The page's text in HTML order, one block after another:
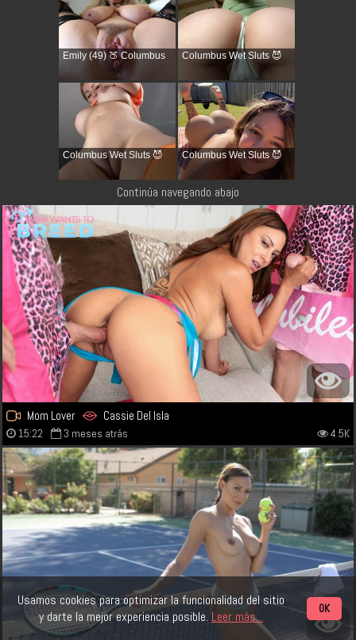
Usamos cookies para optimizar la funcionalidad del sitio
y darte la mejor experiencia posible. Leer más... OK
Emily (49) 🍑 Columbus Columbus Wet Sluts 😈
Columbus Wet Sluts 😈 Columbus Wet Sluts 😈
Continúa navegando abajo
Mom Lover Cassie Del Isla
15:22 3 meses atrás 4.5K